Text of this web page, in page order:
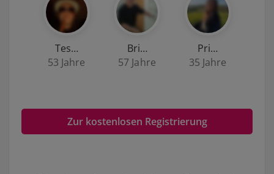
Tes…
53 Jahre
Bri…
57 Jahre
Pri…
35 Jahre
Zur kostenlosen Registrierung